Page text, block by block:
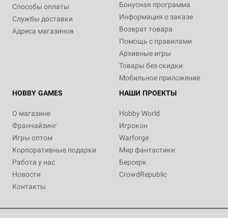
Способы оплаты
Службы доставки
Адреса магазинов
Бонусная программа
Информация о заказе
Возврат товара
Помощь с правилами
Архивные игры
Товары без скидки
Мобильное приложение
HOBBY GAMES
О магазине
Франчайзинг
Игры оптом
Корпоративные подарки
Работа у нас
Новости
Контакты
НАШИ ПРОЕКТЫ
Hobby World
Игрокон
Warforge
Мир фантастики
Берсерк
CrowdRepublic